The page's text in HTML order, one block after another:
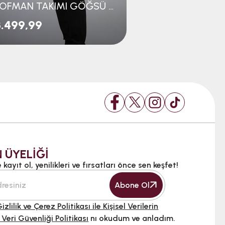
EŞOFMAN TAKIMI GÖĞSÜ TRABZONSPOR YAZILI
ÜYELİĞİ
ol, yenilikleri ve fırsatları önce sen keşfet!
Abone Ol
ve Çerez Politikası ile Kişisel Verilerin
Güvenliği Politikası nı okudum ve anladım.